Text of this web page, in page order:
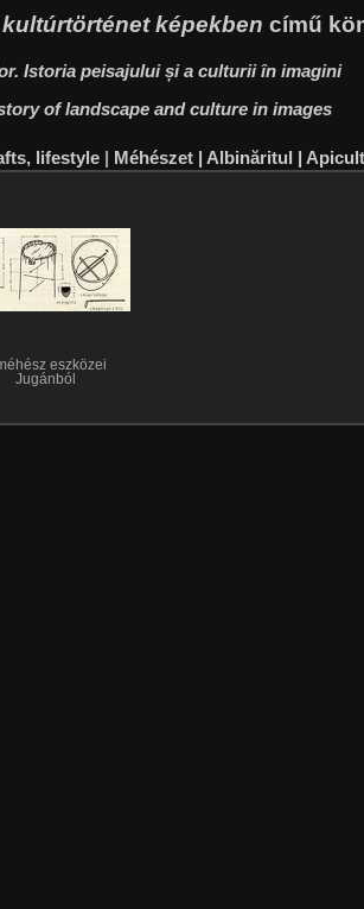
képekben című
Istoria peisajului și a culturii în imagini
of landscape and culture in images
lifestyle | Méhészet | Albinăritul |
eszközei
Jugánból